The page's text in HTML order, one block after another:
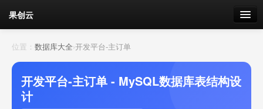
果创云
数据表单
API接口
云存储
位置： 数据库大全›开发平台-主订单
开发平台-主订单 - MySQL数据库表结构设
计